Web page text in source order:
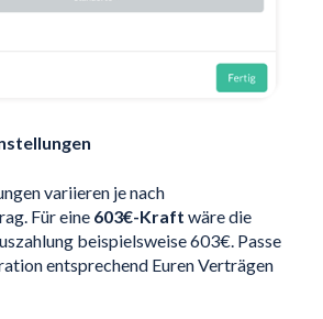
variieren je nach
Für eine 603€-Kraft wäre die
beispielsweise 603€. Passe
entsprechend Euren Verträgen